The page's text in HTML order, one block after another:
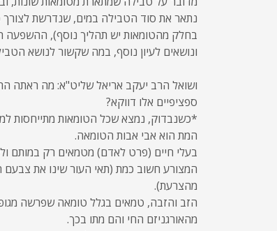
נתאר את סוד הטבילה במים, שנדרשת
בחלק מהטומאות יש תהליך נוסף), ההשפעה
ונושאים לעיון נוסף, במה שקשור לנושא
ושואל הרב יעקב אריאל שליט"א: מה ראתה
ספציפיים אלו דווקא?
*כשנבדוק, נמצא שכל הטומאות מתייחסות
המת הוא אבי אבות הטומאה.
בעלי חיים (פרט לאדם) מטמאים רק במותם
המצורע חשוב כמת (תאי העור שינו את
מהצרעת).
הזב והזבה, טמאים בגלל טומאה שפרשה
מהאורגניזם החי והם מתו בכך.